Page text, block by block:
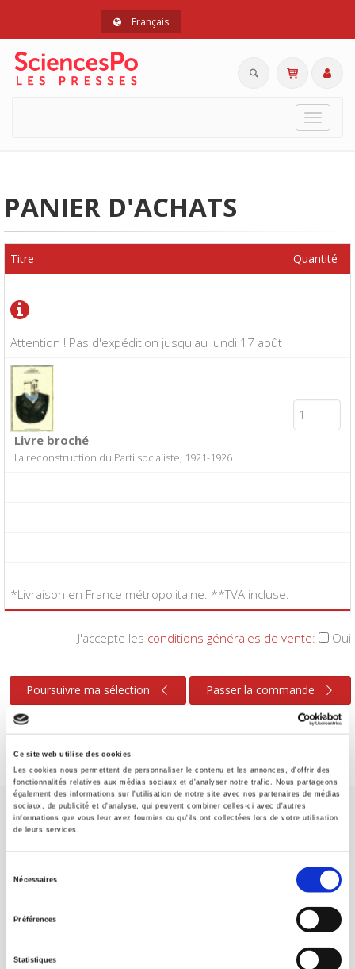
Ce site web utilise des cookies
Les cookies nous permettent de personnaliser le contenu et les annonces, d'offrir des
fonctionnalités relatives aux médias sociaux et d'analyser notre trafic. Nous partageons
également des informations sur l'utilisation de notre site avec nos partenaires de médias
sociaux, de publicité et d'analyse, qui peuvent combiner celles-ci avec d'autres
informations que vous leur avez fournies ou qu'ils ont collectées lors de votre utilisation
de leurs services.
Nécessaires
Préférences
Statistiques
Français
Toggle
PANIER D'ACHATS
Attention ! Pas d'expédition jusqu'au lundi 17 août
Titre Quantité
Livre broché
La reconstruction du Parti socialiste, 1921-1926
*Livraison en France métropolitaine. **TVA incluse.
J'accepte les conditions générales de vente: Oui
Poursuivre ma sélection Passer la commande
Maison d'édition dédiée aux sciences humaines et sociales, les
à la transmission des savoirs et des idées